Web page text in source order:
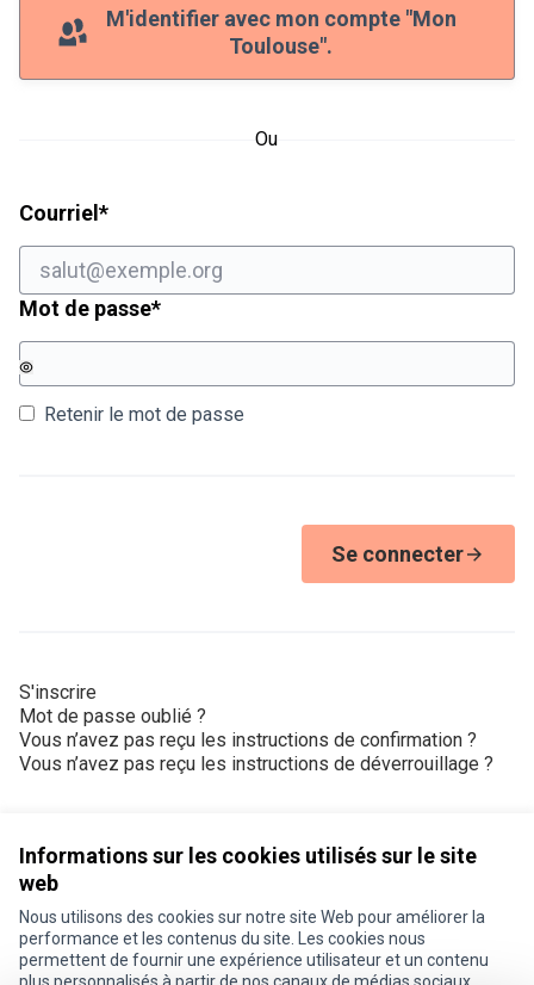
Informations sur les cookies utilisés sur le site
web
Nous utilisons des cookies sur notre site Web pour améliorer la
performance et les contenus du site. Les cookies nous
permettent de fournir une expérience utilisateur et un contenu
M'identifier avec mon compte "Mon
Toulouse".
Ou
Courriel *Champ obligatoire
Mot de passe*Champ obligatoire
Retenir le mot de passe
Se connecter
S'inscrire
Mot de passe oublié ?
Vous n’avez pas reçu les instructions de confirmation ?
Vous n’avez pas reçu les instructions de déverrouillage ?
Conditions d'utilisation
Paramètres des cookies
Je participe ! sur X
Je participe ! sur Facebook
Je participe ! sur Instagram